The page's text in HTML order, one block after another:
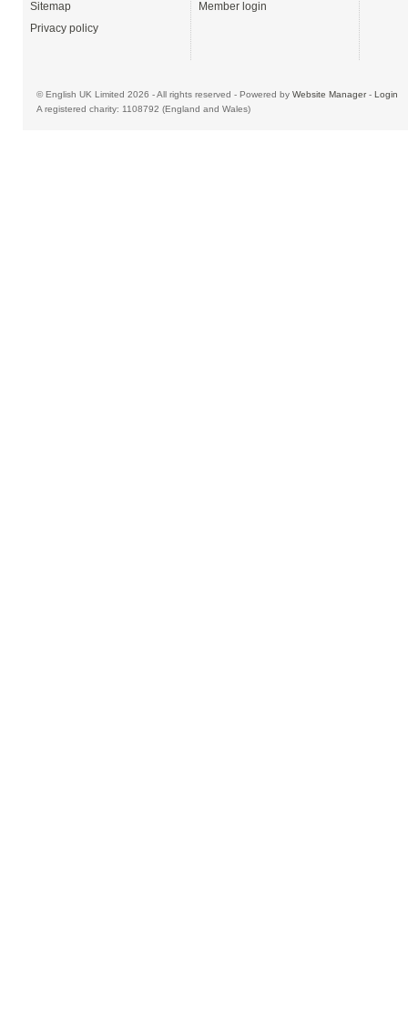
Sitemap
Privacy policy
Member login
© English UK Limited 2026 - All rights reserved - Powered by Website Manager- Login
A registered charity: 1108792 (England and Wales)